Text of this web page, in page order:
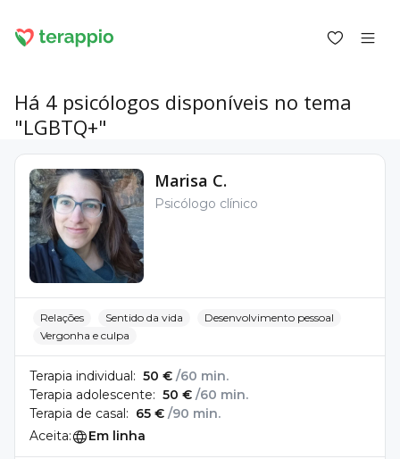
Entrar como psicólogo
Serviços
Blogue
Fórum
Para psicólogos
Sobre o terappio
Perguntas e respostas
office@terappio.com
Há 4 psicólogos disponíveis no tema
"LGBTQ+"
Marisa C.
Psicólogo clínico
Relações Sentido da vida
Desenvolvimento pessoal
Vergonha e culpa
Terapia individual: 50 € /60 min.
Terapia adolescente: 50 € /60 min.
Terapia de casal: 65 € /90 min.
Aceita:
Em linha